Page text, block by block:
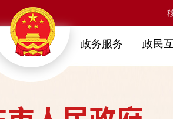
政务服务 政民